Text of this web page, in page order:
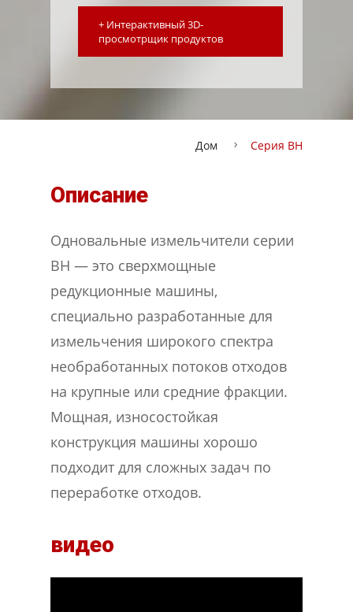
+ Интерактивный 3D-
просмотрщик продуктов
Дом Серия BH
Описание
Одновальные измельчители серии
BH — это сверхмощные
редукционные машины,
специально разработанные для
измельчения широкого спектра
необработанных потоков отходов
на крупные или средние фракции.
Мощная, износостойкая
конструкция машины хорошо
подходит для сложных задач по
переработке отходов.
видео